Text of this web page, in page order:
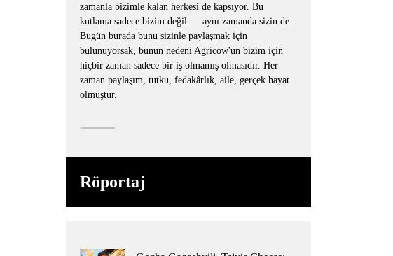
zamanla bizimle kalan herkesi de kapsıyor. Bu
kutlama sadece bizim değil — aynı zamanda sizin de.
Bugün burada bunu sizinle paylaşmak için
bulunuyorsak, bunun nedeni Agricow'un bizim için
hiçbir zaman sadece bir iş olmamış olmasıdır. Her
zaman paylaşım, tutku, fedakârlık, aile, gerçek hayat
olmuştur.
Röportaj